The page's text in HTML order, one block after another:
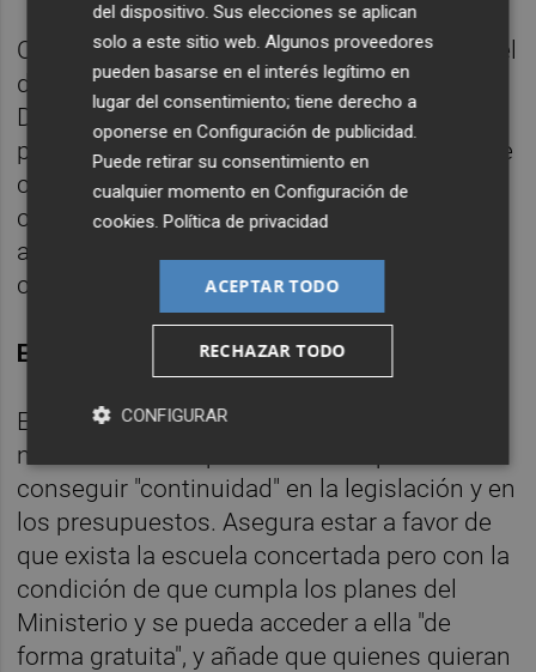
Otro de los temas que aborda en el libro es el
del aborto, que no considera un "derecho".
Dice al respecto que no le gusta la ley de
plazos del anterior Gobierno socialista y pide
consenso para regular claramente en qué
condiciones se produce el aborto, qué
asistencia pública se debe dar y en qué
casos es delito.
ESCUELA CONCERTADA GRATUITA
En lo que se refiere a la educación, reitera la
necesidad de un pacto nacional para
conseguir "continuidad" en la legislación y en
los presupuestos. Asegura estar a favor de
que exista la escuela concertada pero con la
condición de que cumpla los planes del
Ministerio y se pueda acceder a ella "de
forma gratuita", y añade que quienes quieran
del dispositivo. Sus elecciones se aplican
solo a este sitio web. Algunos proveedores
pueden basarse en el interés legítimo en
lugar del consentimiento; tiene derecho a
oponerse enConfiguración de publicidad.
Puede retirar su consentimiento en
cualquier momento enConfiguración de
cookies.Política de privacidad
ACEPTAR TODO
RECHAZAR TODO
CONFIGURAR